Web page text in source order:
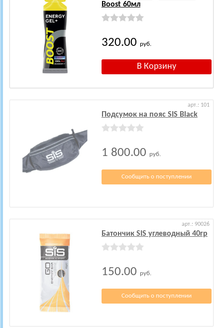
Boost 60мл
320.00 руб.
арт.: 101
Подсумок на пояс SIS Black
1 800.00 руб.
Сообщить о поступлении
арт.: 90026
Батончик SIS углеводный 40гр
150.00 руб.
Сообщить о поступлении